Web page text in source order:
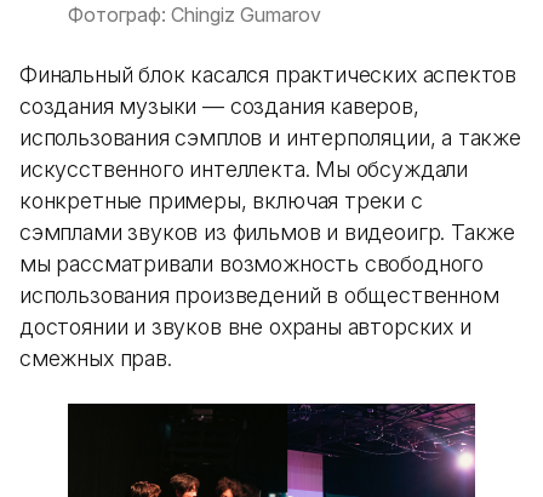
Фотограф: Chingiz Gumarov
Финальный блок касался практических аспектов
создания музыки — создания каверов,
использования сэмплов и интерполяции, а также
искусственного интеллекта. Мы обсуждали
конкретные примеры, включая треки с
сэмплами звуков из фильмов и видеоигр. Также
мы рассматривали возможность свободного
использования произведений в общественном
достоянии и звуков вне охраны авторских и
смежных прав.